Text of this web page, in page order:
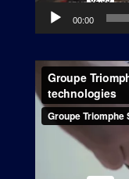
00:00
Lecteur
vidéo